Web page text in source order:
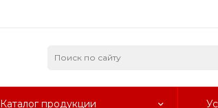
Каталог продукции